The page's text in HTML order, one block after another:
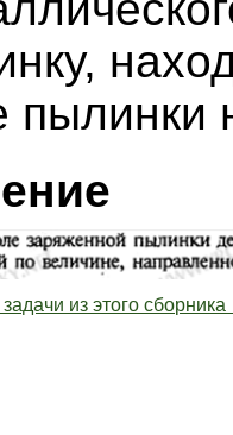
пылинки
из этого